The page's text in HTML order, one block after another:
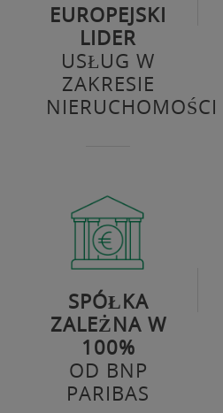
EUROPEJSKI
LIDER
USŁUG W
ZAKRESIE
NIERUCHOMOŚCI
SPÓŁKA
ZALEŻNA W
100%
OD BNP
PARIBAS